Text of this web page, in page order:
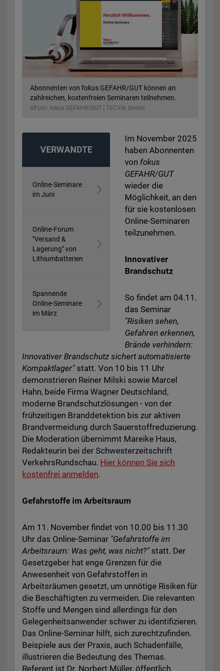
Abonnenten von fokus GEFAHR/GUT können an
zahlreichen, kostenfreien Seminaren teilnehmen.
©Foto: fokus GEFAHR/GUT | TECVIA GmbH
VERWANDTE
BEITRÄGE:
Online-Seminare
im Juni
Online-Forum
"Versand &
Lagerung" von
Lithiumbatterien
Spannende
Online-Seminare
im März
Im November 2025
haben Abonnenten
von fokus
GEFAHR/GUT
wieder die
Möglichkeit, an den
für sie kostenlosen
Online-Seminaren
teilzunehmen.
Innovativer
Brandschutz
So findet am 04.11.
das Seminar
"Risiken sehen,
Gefahren erkennen,
Brände verhindern:
Innovativer Brandschutz sichert automatisierte
Kompaktlager"statt. Von 10 bis 11 Uhr
demonstrieren Reiner Milski sowie Marcel
Hahn, beide Firma Wagner Deutschland,
moderne Brandschutzlösungen - von der
frühzeitigen Branddetektion bis zur aktiven
Brandvermeidung durch Sauerstoffreduzierung.
Die Moderation übernimmt Mareike Haus,
Redakteurin bei der Schwesterzeitschrift
VerkehrsRundschau. Hier können Sie sich
kostenfrei anmelden.
Gefahrstoffe im Arbeitsraum
Am 11. November findet von 10.00 bis 11.30
Uhr das Online-Seminar "Gefahrstoffe im
Arbeitsraum: Was geht, was nicht?"statt. Der
Gesetzgeber hat enge Grenzen für die
Anwesenheit von Gefahrstoffen in
Arbeitsräumen gesetzt, um unnötige Risiken für
die Beschäftigten zu vermeiden. Die relevanten
Stoffe und Mengen sind allerdings für den
Gelegenheitsanwender schwer zu identifizieren.
Das Online-Seminar hilft, sich zurechtzufinden.
Beispiele aus der Praxis, auch Schadenfälle,
illustrieren die Bedeutung des Themas.
Referent ist Dr. Norbert Müller, öffentlich